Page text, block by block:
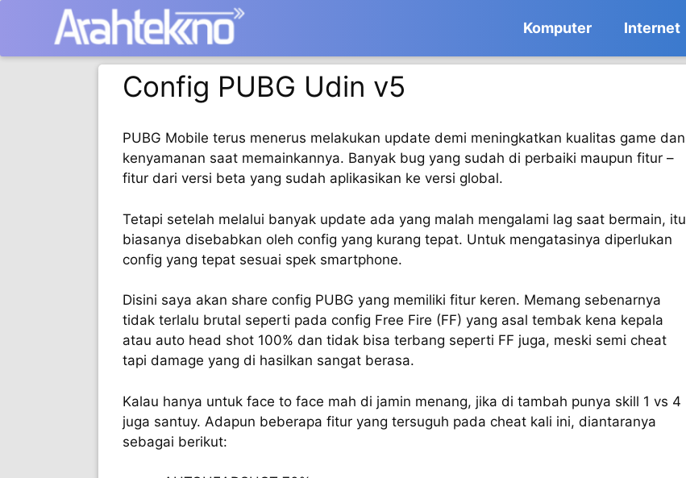
Komputer Internet
Config PUBG Udin v5
PUBG Mobile terus menerus melakukan update demi meningkatkan kualitas game dan
kenyamanan saat memainkannya. Banyak bug yang sudah di perbaiki maupun fitur –
fitur dari versi beta yang sudah aplikasikan ke versi global.
Tetapi setelah melalui banyak update ada yang malah mengalami lag saat bermain, itu
biasanya disebabkan oleh config yang kurang tepat. Untuk mengatasinya diperlukan
config yang tepat sesuai spek smartphone.
Disini saya akan share config PUBG yang memiliki fitur keren. Memang sebenarnya
tidak terlalu brutal seperti pada config Free Fire (FF) yang asal tembak kena kepala
atau auto head shot 100% dan tidak bisa terbang seperti FF juga, meski semi cheat
tapi damage yang di hasilkan sangat berasa.
Kalau hanya untuk face to face mah di jamin menang, jika di tambah punya skill 1 vs 4
juga santuy. Adapun beberapa fitur yang tersuguh pada cheat kali ini, diantaranya
sebagai berikut: